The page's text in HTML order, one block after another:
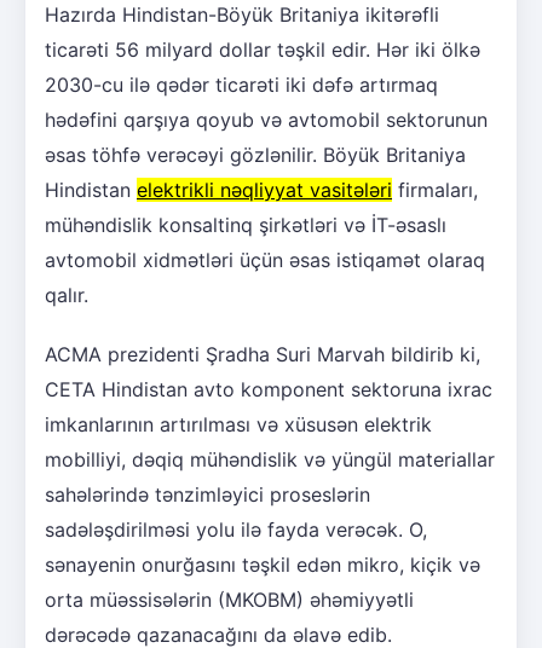
Hazırda Hindistan-Böyük Britaniya ikitərəfli
ticarəti 56 milyard dollar təşkil edir. Hər iki ölkə
2030-cu ilə qədər ticarəti iki dəfə artırmaq
hədəfini qarşıya qoyub və avtomobil sektorunun
əsas töhfə verəcəyi gözlənilir. Böyük Britaniya
Hindistan elektrikli nəqliyyat vasitələri firmaları,
mühəndislik konsaltinq şirkətləri və İT-əsaslı
avtomobil xidmətləri üçün əsas istiqamət olaraq
qalır.
ACMA prezidenti Şradha Suri Marvah bildirib ki,
CETA Hindistan avto komponent sektoruna ixrac
imkanlarının artırılması və xüsusən elektrik
mobilliyi, dəqiq mühəndislik və yüngül materiallar
sahələrində tənzimləyici proseslərin
sadələşdirilməsi yolu ilə fayda verəcək. O,
sənayenin onurğasını təşkil edən mikro, kiçik və
orta müəssisələrin (MKOBM) əhəmiyyətli
dərəcədə qazanacağını da əlavə edib.